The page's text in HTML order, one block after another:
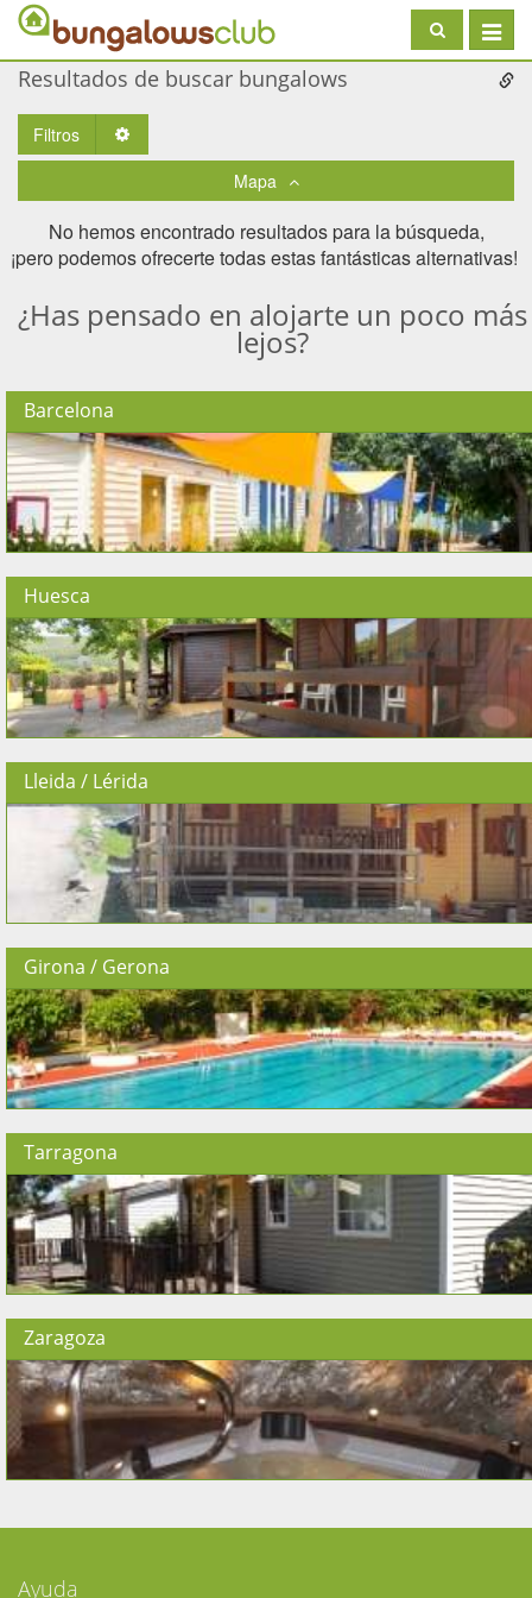
Toggle
Resultados de buscar bungalows
Filtros
Mapa
No hemos encontrado resultados para la búsqueda,
¡pero podemos ofrecerte todas estas fantásticas alternativas! ​
¿Has pensado en alojarte un poco más
lejos?
Barcelona
Huesca
Lleida / Lérida
Girona / Gerona
Tarragona
Zaragoza
Ayuda